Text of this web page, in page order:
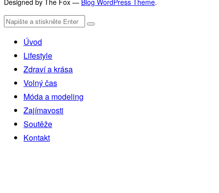
Designed by The Fox — Blog WordPress Theme.
Úvod
Lifestyle
Zdraví a krása
Volný čas
Móda a modeling
Zajímavosti
Soutěže
Kontakt